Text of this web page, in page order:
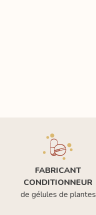
FABRICANT
CONDITIONNEUR
de gélules de plantes